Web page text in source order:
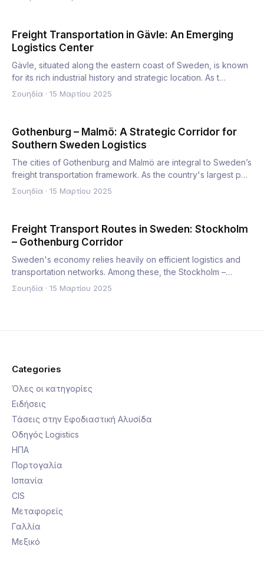
Freight Transportation in Gävle: An Emerging
Logistics Center
Gävle, situated along the eastern coast of Sweden, is known
for its rich industrial history and strategic location. As t…
Σουηδία · 15 Μαρτίου 2025
Gothenburg – Malmö: A Strategic Corridor for
Southern Sweden Logistics
The cities of Gothenburg and Malmö are integral to Sweden’s
freight transportation framework. As the country's largest p…
Σουηδία · 15 Μαρτίου 2025
Freight Transport Routes in Sweden: Stockholm
– Gothenburg Corridor
Sweden's economy relies heavily on efficient logistics and
transportation networks. Among these, the Stockholm –
Gothenb…
Σουηδία · 15 Μαρτίου 2025
Categories
Όλες οι κατηγορίες
Ειδήσεις
Τάσεις στην Εφοδιαστική Αλυσίδα
Οδηγός Logistics
ΗΠΑ
Πορτογαλία
Ισπανία
CIS
Μεταφορείς
Γαλλία
Μεξικό